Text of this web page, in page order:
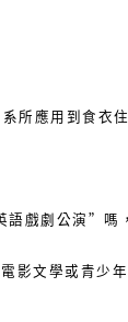
所應用到食衣
語戲劇公演”嗎
影文學或青少